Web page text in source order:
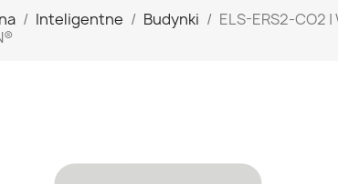
Inteligentne Budynki
ELS-ERS2-CO2